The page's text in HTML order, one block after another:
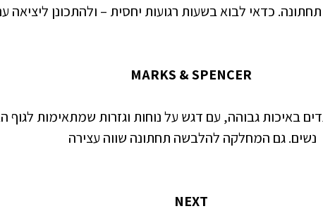
כדאי לבוא בשעות רגועות יחסית – ולהתכונן ליציאה
MARKS & SPENCER
באיכות גבוהה, עם דגש על נוחות וגזרות שמתאימות לגוף
נשים. גם המחלקה להלבשה תחתונה שווה עצירה
NEXT